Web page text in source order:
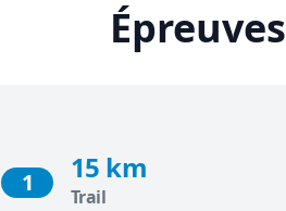
Épreuves
1 15 km
Trail